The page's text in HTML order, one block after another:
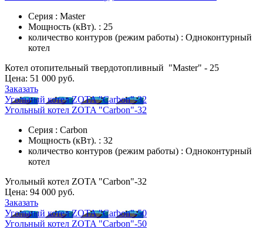
Серия : Master
Мощность (кВт). : 25
количество контуров (режим работы) : Одноконтурный
котел
Котел отопительный твердотопливный "Master" - 25
Цена: 51 000 руб.
Заказать
Угольный котел ZOTA "Carbon"-32
Угольный котел ZOTA "Carbon"-32
Серия : Carbon
Мощность (кВт). : 32
количество контуров (режим работы) : Одноконтурный
котел
Угольный котел ZOTA "Carbon"-32
Цена: 94 000 руб.
Заказать
Угольный котел ZOTA "Carbon"-50
Угольный котел ZOTA "Carbon"-50